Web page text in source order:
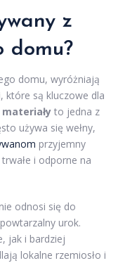
z
domu?
domu, wyróżniają
które są kluczowe dla
to jedna z
używa się wełny,
przyjemny
i odporne na
odnosi się do
urok.
jak i bardziej
lokalne rzemiosło i